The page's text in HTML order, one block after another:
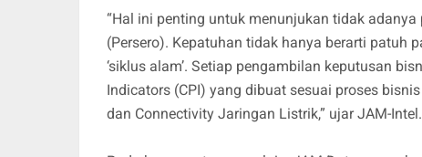
“Hal ini penting untuk menunjukan tidak
(Persero). Kepatuhan tidak hanya berarti patuh
‘siklus alam’. Setiap pengambilan keputusan
Indicators (CPI) yang dibuat sesuai proses
dan Connectivity Jaringan Listrik,” ujar JAM-Intel.